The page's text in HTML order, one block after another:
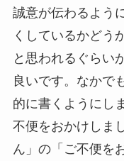
誠意が伝わるよう
くしているかどう
と思われるぐらい
良いです。なかで
的に書くようにし
不便をおかけしま
ん」の「ご不便を